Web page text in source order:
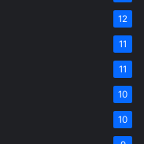
12
11
11
10
10